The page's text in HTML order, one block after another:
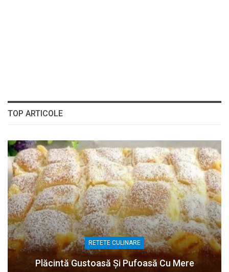
TOP ARTICOLE
RETETE CULINARE
Plăcintă Gustoasă Și Pufoasă Cu Mere